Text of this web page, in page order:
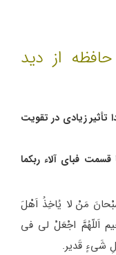
از دید
تأثیر زیادی در تقویت
فبای آلاء ربکما
مَنْ لا یُاخِذُ اَهْلَ
اَللّهُمَّ اجْعَلْ لی فی
شَیءٍ قَدیر.